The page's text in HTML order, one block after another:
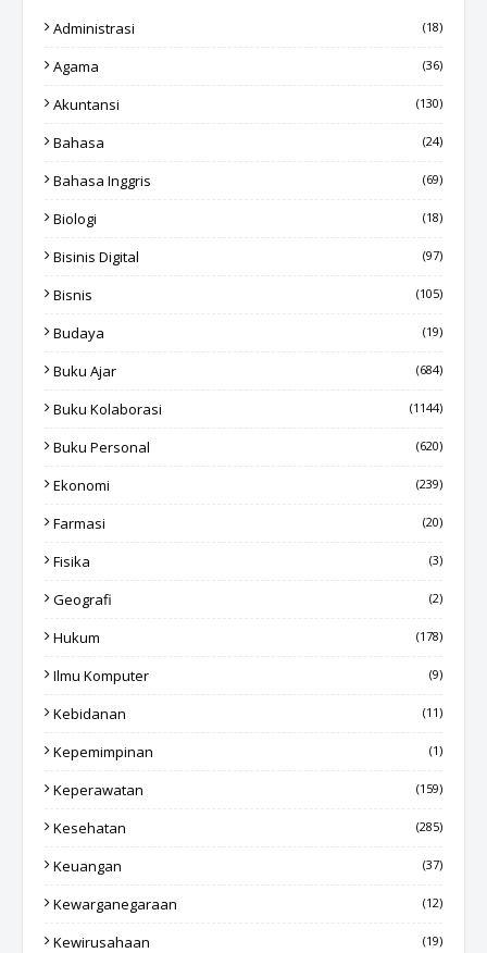
Administrasi (18)
Agama (36)
Akuntansi (130)
Bahasa (24)
Bahasa Inggris (69)
Biologi (18)
Bisinis Digital (97)
Bisnis (105)
Budaya (19)
Buku Ajar (684)
Buku Kolaborasi (1144)
Buku Personal (620)
Ekonomi (239)
Farmasi (20)
Fisika (3)
Geografi (2)
Hukum (178)
Ilmu Komputer (9)
Kebidanan (11)
Kepemimpinan (1)
Keperawatan (159)
Kesehatan (285)
Keuangan (37)
Kewarganegaraan (12)
Kewirusahaan (19)